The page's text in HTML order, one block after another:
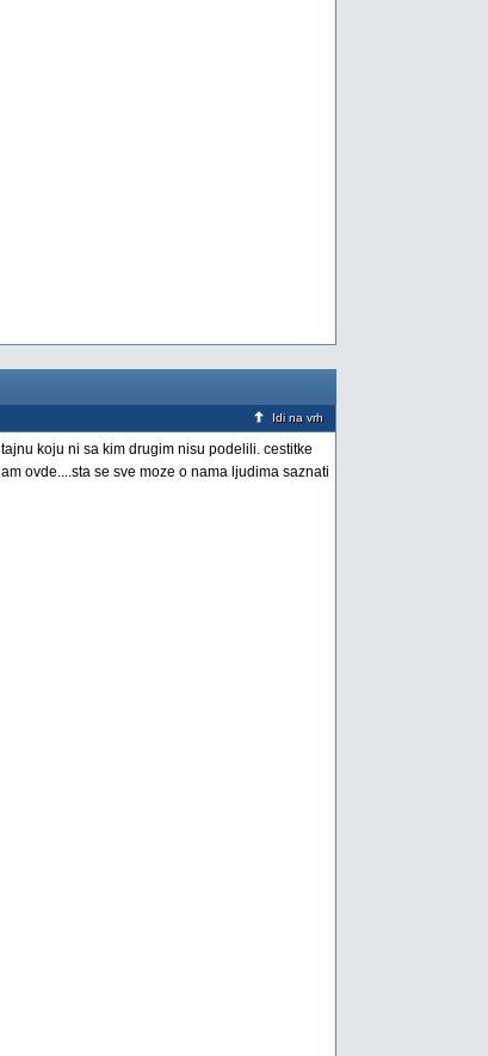
Idi na vrh
koju ni sa kim drugim nisu podelili. cestitke
ovde....sta se sve moze o nama ljudima saznati